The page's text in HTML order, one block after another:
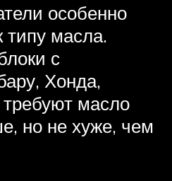
особенно
типу масла.
с
Хонда,
масло
но не хуже, чем